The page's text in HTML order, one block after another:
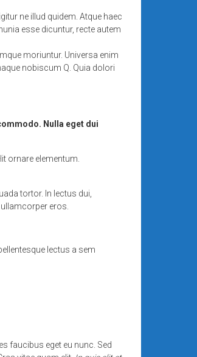
ne illud quidem. Atque haec
esse dicuntur, recte autem
moriuntur. Universa enim
nobiscum Q. Quia dolori
Nulla eget dui
ornare elementum.
tortor. In lectus dui,
eros.
lectus a sem
faucibus eget eu nunc. Sed